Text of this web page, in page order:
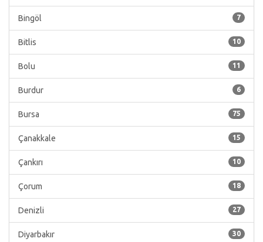
7
Bingöl
10
Bitlis
11
Bolu
6
Burdur
75
Bursa
15
Çanakkale
10
Çankırı
18
Çorum
27
Denizli
30
Diyarbakır